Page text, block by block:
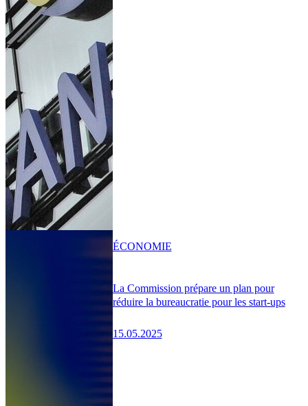
La Commission prépare un plan pour
réduire la bureaucratie pour les start-ups
15.05.2025
ÉCONOMIE